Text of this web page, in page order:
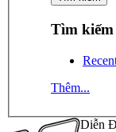
Tìm
Thêm...
Diễn